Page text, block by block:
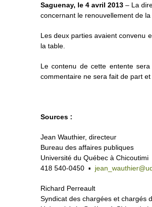
Saguenay, le 4 avril 2013 – La
concernant le renouvellement de
Les deux parties avaient convenu
la table.
Le contenu de cette entente
commentaire ne sera fait de part et
Sources :
Jean Wauthier, directeur
Bureau des affaires publiques
Université du Québec à Chicoutimi
418 540-0450 ▪
Richard Perreault
Syndicat des chargées et chargés